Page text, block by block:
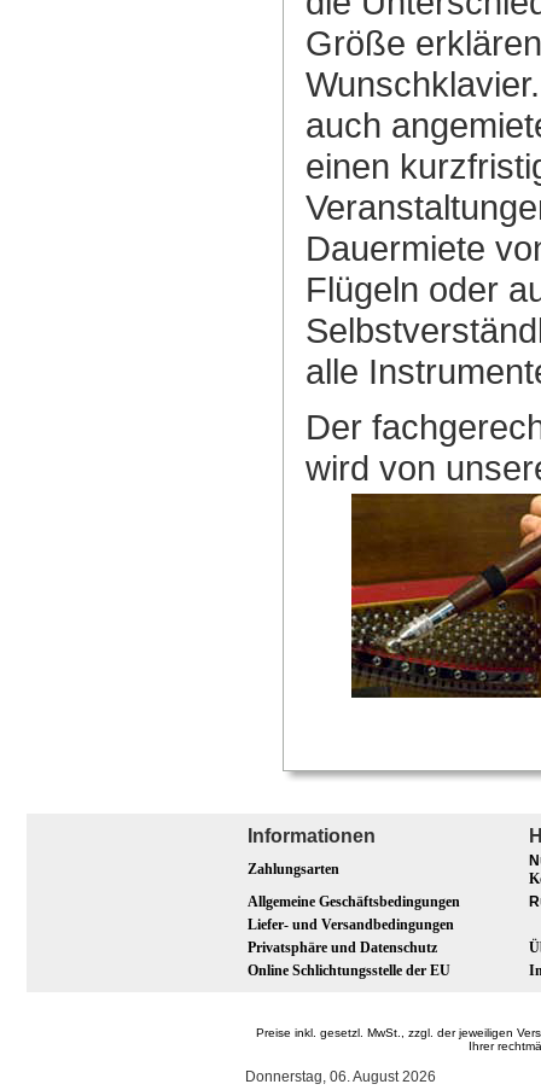
Größe
auch
einen
Dauermiete
Flügeln oder
alle
Der
wird von
Informationen
Zahlungsarten
Allgemeine Geschäftsbedingungen
Liefer- und Versandbedingungen
Privatsphäre und Datenschutz
Online Schlichtungsstelle der EU
Preise inkl. gesetzl. MwSt., zzgl. der jeweiligen
Ihrer
Donnerstag, 06. August 2026